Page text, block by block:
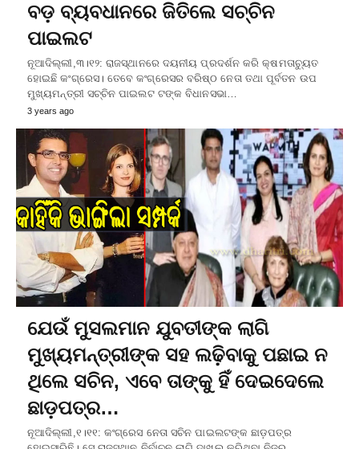
ବଡ଼ ବ୍ୟବଧାନରେ ଜିତିଲେ ସଚ୍ଚିନ
ପାଇଲଟ
ନୂଆଦିଲ୍ଲୀ,୩।୧୨: ରାଜସ୍ଥାନରେ ଦୟନୀୟ ପ୍ରଦର୍ଶନ କରି କ୍ଷମତାଚ୍ୟୁତ
ହୋଇଛି କଂଗ୍ରେସ। ତେବେ କଂଗ୍ରେସର ବରିଷ୍ଠ ନେତା ତଥା ପୂର୍ବତନ ଉପ
ମୁଖ୍ୟମନ୍ତ୍ରୀ ସଚ୍ଚିନ ପାଇଲଟ ଟଙ୍କ ବିଧାନସଭା…
3 years ago
ଯେଉଁ ମୁସଲମାନ ଯୁବତୀଙ୍କ ଲାଗି
ମୁଖ୍ୟମନ୍ତ୍ରୀଙ୍କ ସହ ଲଢ଼ିବାକୁ ପଛାଇ ନ
ଥିଲେ ସଚିନ, ଏବେ ତାଙ୍କୁ ହିଁ ଦେଇଦେଲେ
ଛାଡ଼ପତ୍ର…
ନୂଆଦିଲ୍ଲୀ,୧।୧୧: କଂଗ୍ରେସ ନେତା ସଚିନ ପାଇଲଟଙ୍କ ଛାଡ଼ପତ୍ର